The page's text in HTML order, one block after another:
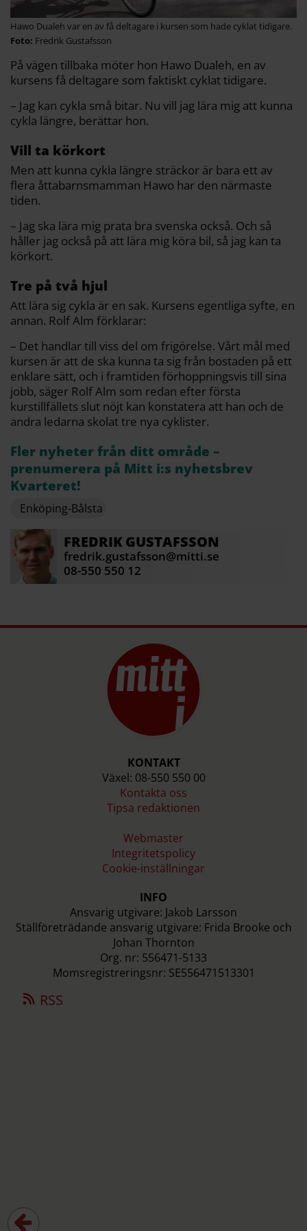
Hawo Dualeh var en av få deltagare i kursen som hade cyklat tidigare.
Fredrik Gustafsson
På vägen tillbaka möter hon Hawo Dualeh, en av
kursens få deltagare som faktiskt cyklat tidigare.
– Jag kan cykla små bitar. Nu vill jag lära mig att kunna
cykla längre, berättar hon.
Vill ta körkort
Men att kunna cykla längre sträckor är bara ett av
flera åttabarnsmamman Hawo har den närmaste
tiden.
– Jag ska lära mig prata bra svenska också. Och så
håller jag också på att lära mig köra bil, så jag kan ta
körkort.
Tre på två hjul
Att lära sig cykla är en sak. Kursens egentliga syfte, en
annan. Rolf Alm förklarar:
– Det handlar till viss del om frigörelse. Vårt mål med
kursen är att de ska kunna ta sig från bostaden på ett
enklare sätt, och i framtiden förhoppningsvis till sina
jobb, säger Rolf Alm som redan efter första
kurstillfällets slut nöjt kan konstatera att han och de
andra ledarna skolat tre nya cyklister.
Fler nyheter från ditt område –
prenumerera på Mitt i:s nyhetsbrev
Kvarteret!
Enköping-Bålsta
FREDRIKGUSTAFSSON
fredrik.gustafsson@mitti.se
08-550 550 12
KONTAKT
Växel: 08-550 550 00
Kontakta oss
Tipsa redaktionen
Webmaster
Integritetspolicy
Cookie-inställningar
INFO
Ansvarig utgivare: Jakob Larsson
Ställföreträdande ansvarig utgivare: Frida Brooke och
Johan Thornton
Org. nr: 556471-5133
Momsregistreringsnr: SE556471513301
RSS